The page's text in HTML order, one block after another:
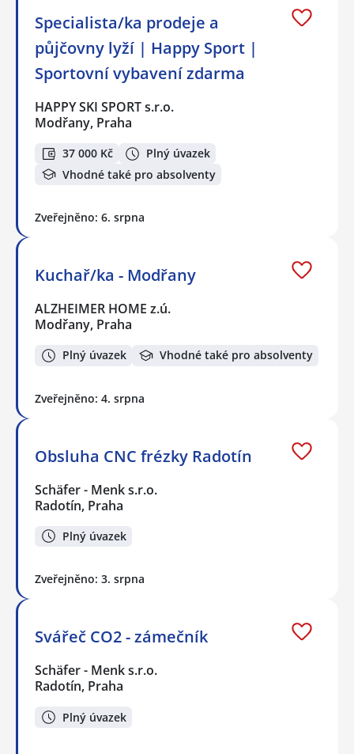
Specialista/ka prodeje a
půjčovny lyží | Happy Sport |
Sportovní vybavení zdarma
HAPPY SKI SPORT s.r.o.
Modřany, Praha
37 000 Kč
Plný úvazek
Vhodné také pro absolventy
Zveřejněno: 6. srpna
Kuchař/ka - Modřany
ALZHEIMER HOME z.ú.
Modřany, Praha
Plný úvazek Vhodné také pro absolventy
Zveřejněno: 4. srpna
Obsluha CNC frézky Radotín
Schäfer - Menk s.r.o.
Radotín, Praha
Plný úvazek
Zveřejněno: 3. srpna
Svářeč CO2 - zámečník
Schäfer - Menk s.r.o.
Radotín, Praha
Plný úvazek